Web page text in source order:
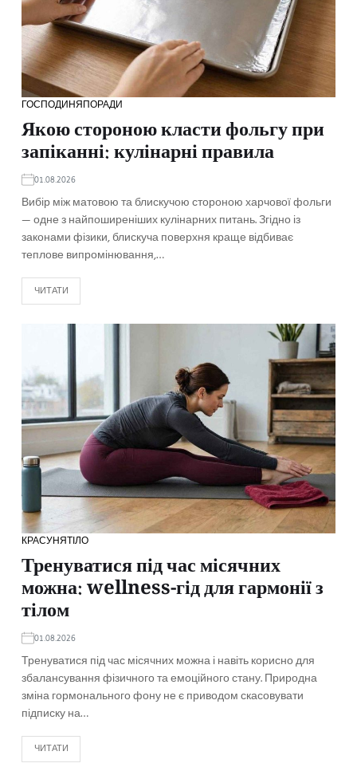
ГОСПОДИНЯ ПОРАДИ
Якою стороною класти фольгу при
запіканні: кулінарні правила
01.08.2026
Вибір між матовою та блискучою стороною харчової фольги
— одне з найпоширеніших кулінарних питань. Згідно із
законами фізики, блискуча поверхня краще відбиває
теплове випромінювання,…
ЧИТАТИ
КРАСУНЯТІЛО
Тренуватися під час місячних
можна: wellness-гід для гармонії з
тілом
01.08.2026
Тренуватися під час місячних можна і навіть корисно для
збалансування фізичного та емоційного стану. Природна
зміна гормонального фону не є приводом скасовувати
підписку на…
ЧИТАТИ